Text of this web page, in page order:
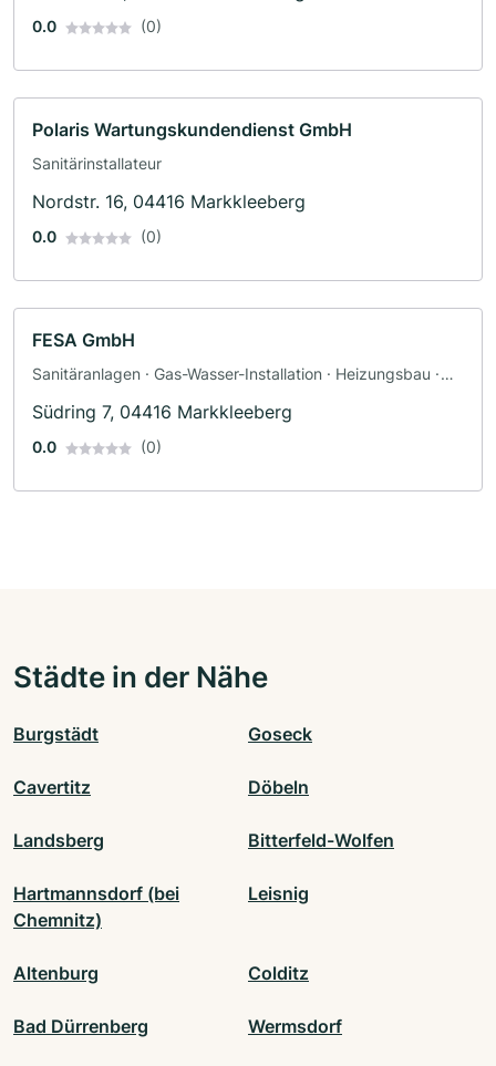
0.0 (0)
Polaris Wartungskundendienst GmbH
Sanitärinstallateur
Nordstr. 16, 04416 Markkleeberg
0.0 (0)
FESA GmbH
Sanitäranlagen · Gas-Wasser-Installation · Heizungsbau ·
Südring 7, 04416 Markkleeberg
0.0 (0)
Städte in der Nähe
Burgstädt Goseck
Cavertitz Döbeln
Landsberg Bitterfeld-Wolfen
Hartmannsdorf (bei
Chemnitz)
Leisnig
Altenburg Colditz
Bad Dürrenberg Wermsdorf